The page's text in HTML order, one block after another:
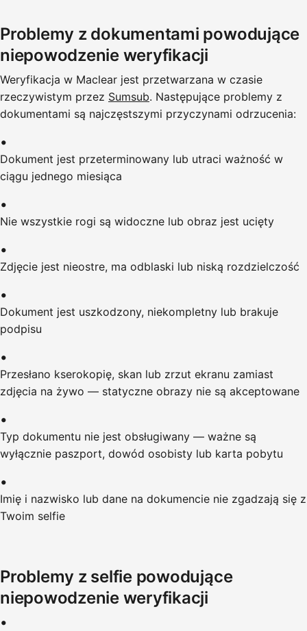
Problemy z dokumentami powodujące
niepowodzenie weryfikacji
Weryfikacja w Maclear jest przetwarzana w czasie
rzeczywistym przez Sumsub. Następujące problemy z
dokumentami są najczęstszymi przyczynami odrzucenia:
Dokument jest przeterminowany lub utraci ważność w
ciągu jednego miesiąca
Nie wszystkie rogi są widoczne lub obraz jest ucięty
Zdjęcie jest nieostre, ma odblaski lub niską rozdzielczość
Dokument jest uszkodzony, niekompletny lub brakuje
podpisu
Przesłano kserokopię, skan lub zrzut ekranu zamiast
zdjęcia na żywo — statyczne obrazy nie są akceptowane
Typ dokumentu nie jest obsługiwany — ważne są
wyłącznie paszport, dowód osobisty lub karta pobytu
Imię i nazwisko lub dane na dokumencie nie zgadzają się z
Twoim selfie
Problemy z selfie powodujące
niepowodzenie weryfikacji